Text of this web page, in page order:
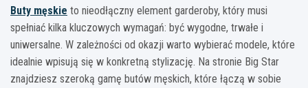
Buty męskie to nieodłączny element garderoby, który musi
spełniać kilka kluczowych wymagań: być wygodne, trwałe i
uniwersalne. W zależności od okazji warto wybierać modele, które
idealnie wpisują się w konkretną stylizację. Na stronie Big Star
znajdziesz szeroką gamę butów męskich, które łączą w sobie